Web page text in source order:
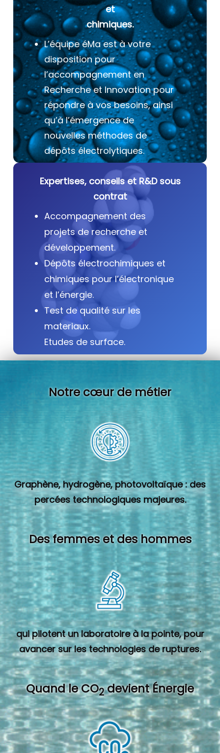
et
chimiques.
L’équipe éMa est à votre
disposition pour
l’accompagnement en
Recherche et Innovation pour
répondre à vos besoins, ainsi
qu’à l’émergence de
nouvelles méthodes de
dépôts électrolytiques.
Expertises, conseils et R&D sous
contrat
Accompagnement des
projets de recherche et
développement.
Dépôts électrochimiques et
chimiques pour l’électronique
et l’énergie.
Test de qualité sur les
materiaux.
Etudes de surface.
Notre cœur de métier
Graphène, hydrogène, photovoltaïque : des
percées technologiques majeures.
Des femmes et des hommes
qui pilotent un laboratoire à la pointe, pour
avancer sur les technologies de ruptures.
Quand le CO2devient Énergie